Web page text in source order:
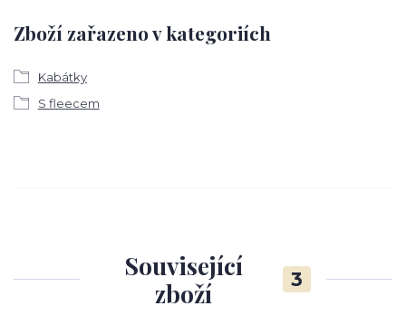
Zboží zařazeno v kategoriích
Kabátky
S fleecem
Související
zboží
3